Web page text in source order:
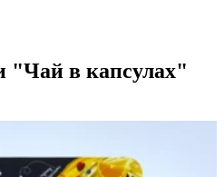
"Чай в капсулах"